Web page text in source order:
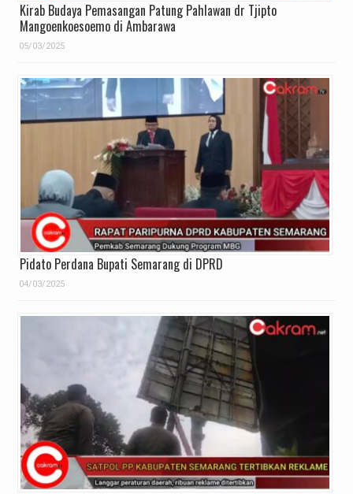
Kirab Budaya Pemasangan Patung Pahlawan dr Tjipto
Mangoenkoesoemo di Ambarawa
05/03/2025
Pidato Perdana Bupati Semarang di DPRD
04/03/2025